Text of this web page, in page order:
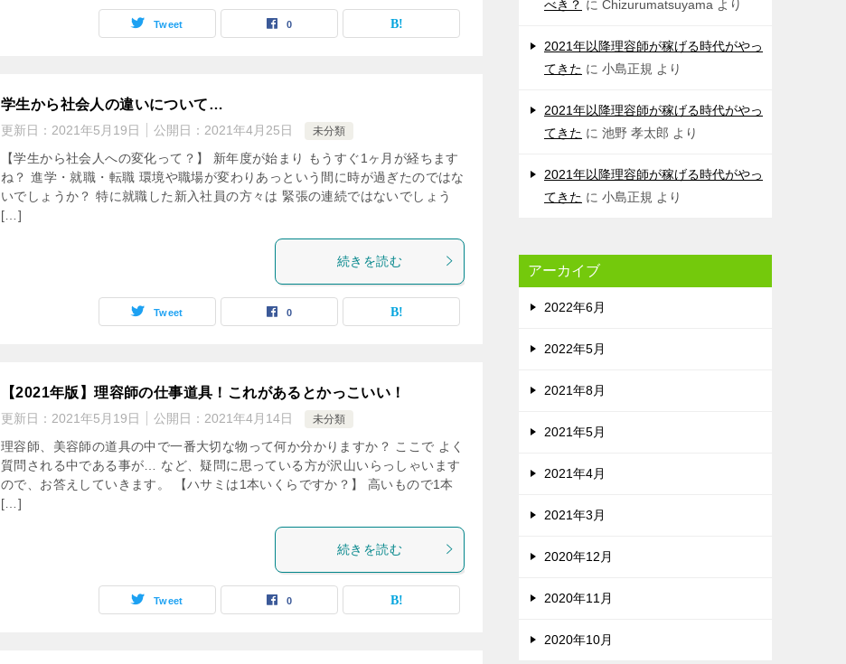
Tweet 0
学生から社会人の違いについて…
更新日： 2021年5月19日 公開日： 2021年4月25日 未分類
【学生から社会人への変化って？】 新年度が始まり もうすぐ1ヶ月が経ちます
ね？ 進学・就職・転職 環境や職場が変わりあっという間に時が過ぎたのではな
いでしょうか？ 特に就職した新入社員の方々は 緊張の連続ではないでしょう
[…]
続きを読む
Tweet 0
【2021年版】理容師の仕事道具！これがあるとかっこいい！
更新日： 2021年5月19日 公開日： 2021年4月14日 未分類
理容師、美容師の道具の中で一番大切な物って何か分かりますか？ ここで よく
質問される中である事が… など、疑問に思っている方が沢山いらっしゃいます
ので、お答えしていきます。 【ハサミは1本いくらですか？】 高いもので1本
[…]
続きを読む
Tweet 0
べき？ に Chizurumatsuyama より
2021年以降理容師が稼げる時代がやっ
てきた に 小島正規 より
2021年以降理容師が稼げる時代がやっ
てきた に 池野 孝太郎 より
2021年以降理容師が稼げる時代がやっ
てきた に 小島正規 より
アーカイブ
2022年6月
2022年5月
2021年8月
2021年5月
2021年4月
2021年3月
2020年12月
2020年11月
2020年10月